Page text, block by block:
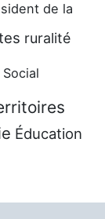
de la
ruralité
Social
Éducation